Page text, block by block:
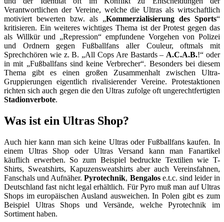
Verantwortlichen der Vereine, welche die Ultras als wirtschaftlich
motiviert bewerten bzw. als „Kommerzialisierung des Sports“
kritisieren. Ein weiteres wichtiges Thema ist der Protest gegen das
als Willkür und „Repression“ empfundene Vorgehen von Polizei
und Ordnern gegen Fußballfans aller Couleur, oftmals mit
Sprechchören wie z. B. „All Cops Are Bastards – A.C.A.B.!“ oder
in mit „Fußballfans sind keine Verbrecher“. Besonders bei diesem
Thema gibt es einen großen Zusammenhalt zwischen Ultra-
Gruppierungen eigentlich rivalisierender Vereine. Protestaktionen
richten sich auch gegen die den Ultras zufolge oft ungerechtfertigten
Stadionverbote.
Was ist ein Ultras Shop?
Auch hier kann man sich keine Ultras oder Fußballfans kaufen. In
einem Ultras Shop oder Ultras Versand kann man Fanartikel
käuflich erwerben. So zum Beispiel bedruckte Textilien wie T-
Shirts, Sweatshirts, Kapuzensweatshirts aber auch Vereinsfahnen,
Fanschals und Aufnäher.Pyrotechnik, Bengalose.t.c. sind leider in
Deutschland fast nicht legal erhältlich. Für Pyro muß man auf Ultras
Shops im europäischen Ausland ausweichen. In Polen gibt es zum
Beispiel Ultras Shops und Versände, welche Pyrotechnik im
Sortiment haben.